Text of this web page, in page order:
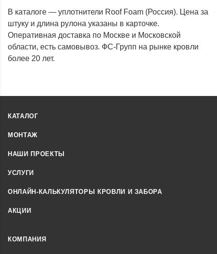
В каталоге — уплотнители Roof Foam (Россия). Цена за
штуку и длина рулона указаны в карточке.
Оперативная доставка по Москве и Московской
области, есть самовывоз. ФС-Групп на рынке кровли
более 20 лет.
КАТАЛОГ
МОНТАЖ
НАШИ ПРОЕКТЫ
УСЛУГИ
ОНЛАЙН-КАЛЬКУЛЯТОРЫ КРОВЛИ И ЗАБОРА
АКЦИИ
КОМПАНИЯ